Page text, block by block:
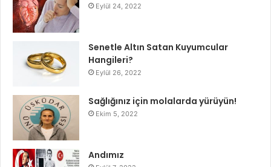
Eylül 24, 2022
Senetle Altın Satan Kuyumcular
Hangileri?
Eylül 26, 2022
Sağlığınız için molalarda yürüyün!
Ekim 5, 2022
Andımız